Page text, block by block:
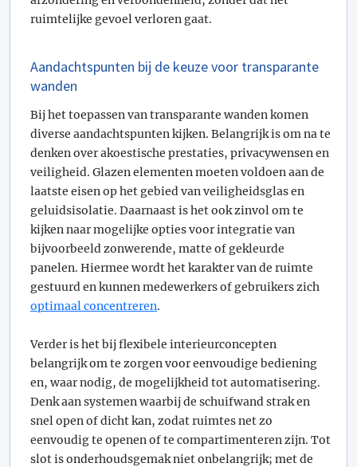
ruimtelijke gevoel verloren gaat.
Aandachtspunten bij de keuze voor transparante
wanden
Bij het toepassen van transparante wanden komen
diverse aandachtspunten kijken. Belangrijk is om na te
denken over akoestische prestaties, privacywensen en
veiligheid. Glazen elementen moeten voldoen aan de
laatste eisen op het gebied van veiligheidsglas en
geluidsisolatie. Daarnaast is het ook zinvol om te
kijken naar mogelijke opties voor integratie van
bijvoorbeeld zonwerende, matte of gekleurde
panelen. Hiermee wordt het karakter van de ruimte
gestuurd en kunnen medewerkers of gebruikers zich
optimaal concentreren.
Verder is het bij flexibele interieurconcepten
belangrijk om te zorgen voor eenvoudige bediening
en, waar nodig, de mogelijkheid tot automatisering.
Denk aan systemen waarbij de schuifwand strak en
snel open of dicht kan, zodat ruimtes net zo
eenvoudig te openen of te compartimenteren zijn. Tot
slot is onderhoudsgemak niet onbelangrijk; met de